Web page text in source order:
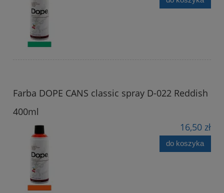
Farba DOPE CANS classic spray D-022 Reddish
400ml
16,50 zł
do koszyka